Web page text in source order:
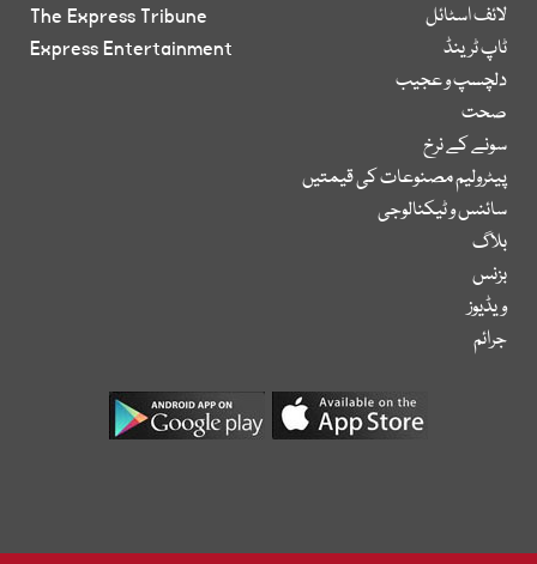
لائف اسٹائل
ٹاپ ٹرینڈ
دلچسپ و عجیب
صحت
سونے کے نرخ
پیٹرولیم مصنوعات کی قیمتیں
سائنس و ٹیکنالوجی
بلاگ
بزنس
ویڈیوز
جرائم
The Express Tribune
Express Entertainment